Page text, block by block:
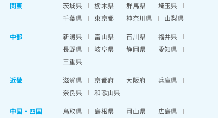
関東
茨城県 栃木県 群馬県
埼玉県
千葉県
東京都 神奈川県
山梨県
中部
新潟県 富山県 石川県
福井県
長野県
岐阜県 静岡県
愛知県
三重県
近畿
滋賀県 京都府 大阪府
兵庫県
奈良県
和歌山県
中国・四国
鳥取県 島根県 岡山県
広島県